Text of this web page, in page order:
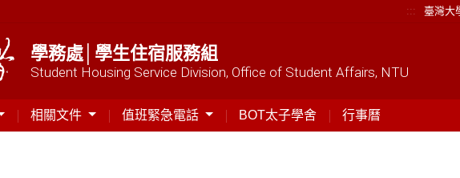
::: 臺灣大
學務處│學生住宿服務組
Student Housing Service Division, Office of Student Affairs, NTU
相關文件 值班緊急電話 BOT太子學舍 行事曆